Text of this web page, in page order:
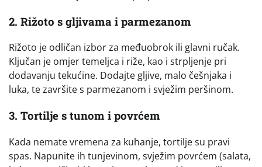
2. Rižoto s gljivama i parmezanom
Rižoto je odličan izbor za međuobrok ili glavni ručak.
Ključan je omjer temeljca i riže, kao i strpljenje pri
dodavanju tekućine. Dodajte gljive, malo češnjaka i
luka, te završite s parmezanom i svježim peršinom.
3. Tortilje s tunom i povrćem
Kada nemate vremena za kuhanje, tortilje su pravi
spas. Napunite ih tunjevinom, svježim povrćem (salata,